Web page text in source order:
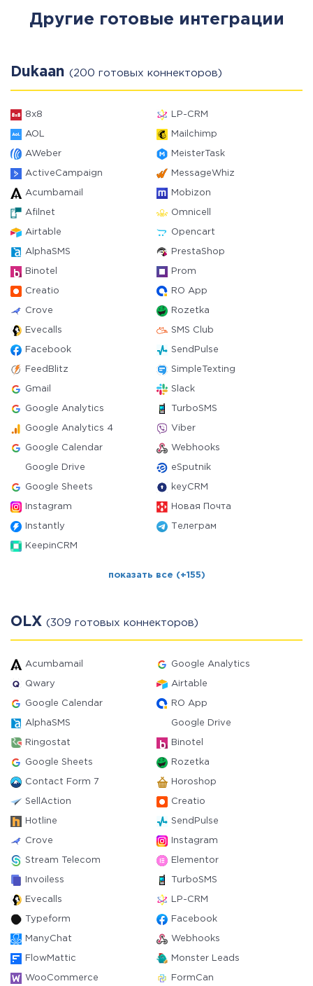
Другие готовые интеграции
Dukaan (200 готовых коннекторов)
8x8 LP-CRM
AOL Mailchimp
AWeber MeisterTask
ActiveCampaign MessageWhiz
Acumbamail Mobizon
Afilnet Omnicell
Airtable Opencart
AlphaSMS PrestaShop
Binotel Prom
Creatio RO App
Crove Rozetka
Evecalls SMS Club
Facebook SendPulse
FeedBlitz SimpleTexting
Gmail Slack
Google Analytics TurboSMS
Google Analytics 4 Viber
Google Calendar Webhooks
Google Drive eSputnik
Google Sheets keyCRM
Instagram Новая Почта
Instantly Телеграм
KeepinCRM
показать все (+155)
OLX (309 готовых коннекторов)
Acumbamail Google Analytics
Qwary Airtable
Google Calendar RO App
AlphaSMS Google Drive
Ringostat Binotel
Google Sheets Rozetka
Contact Form 7 Horoshop
SellAction Creatio
Hotline SendPulse
Crove Instagram
Stream Telecom Elementor
Invoiless TurboSMS
Evecalls LP-CRM
Typeform Facebook
ManyChat Webhooks
FlowMattic Monster Leads
WooCommerce FormCan